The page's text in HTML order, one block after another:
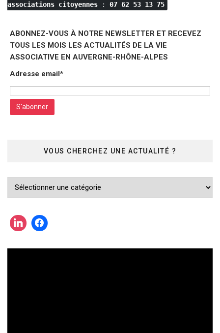
associations citoyennes : 07 62 53 13 75
ABONNEZ-VOUS À NOTRE NEWSLETTER ET RECEVEZ
TOUS LES MOIS LES ACTUALITÉS DE LA VIE
ASSOCIATIVE EN AUVERGNE-RHÔNE-ALPES
Adresse email*
VOUS CHERCHEZ UNE ACTUALITÉ ?
Vous
actualité
?